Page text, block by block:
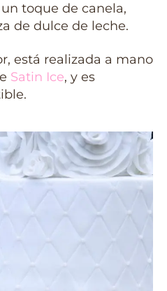
toque de canela,
de dulce de leche.
está realizada a mano
Satin Ice, y es